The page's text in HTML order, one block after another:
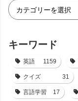
キーワード
英語 1159
クイズ 31
言語学習 17